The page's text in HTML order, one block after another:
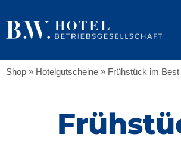
Shop » Hotelgutscheine » Frühstück im